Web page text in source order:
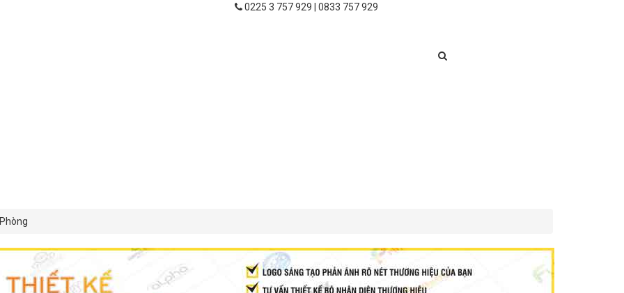
0225 3 757 929 | 0833 757 929